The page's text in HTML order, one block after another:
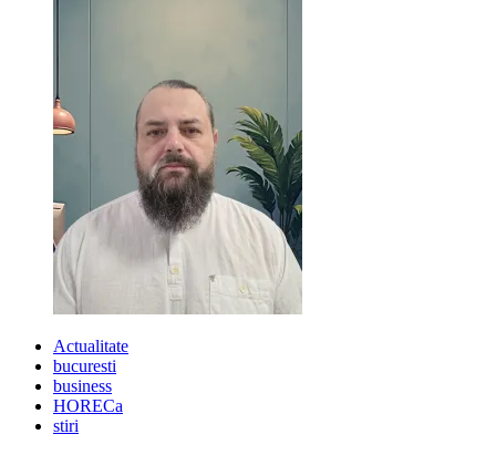
Actualitate
bucuresti
business
HORECa
stiri